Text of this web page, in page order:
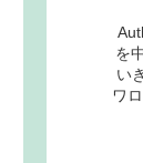
を
い
ワ